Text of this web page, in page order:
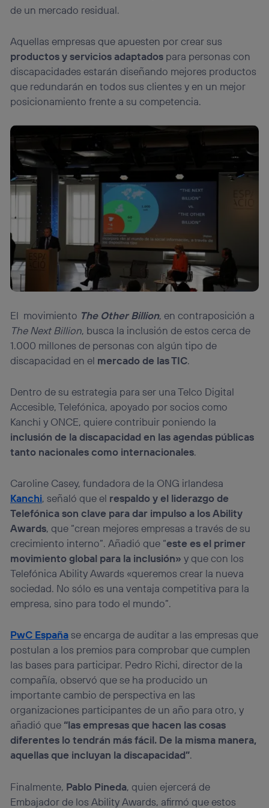
de un mercado residual.
Aquellas empresas que apuesten por crear sus
productos y servicios adaptados para personas con
discapacidades estarán diseñando mejores productos
que redundarán en todos sus clientes y en un mejor
posicionamiento frente a su competencia.
El movimiento The Other Billion, en contraposición a
The Next Billion, busca la inclusión de estos cerca de
1.000 millones de personas con algún tipo de
discapacidad en el mercado de las TIC.
Dentro de su estrategia para ser una Telco Digital
Accesible, Telefónica, apoyado por socios como
Kanchi y ONCE, quiere contribuir poniendo la
inclusión de la discapacidad en las agendas públicas
tanto nacionales como internacionales.
Caroline Casey, fundadora de la ONG irlandesa
Kanchi, señaló que el respaldo y el liderazgo de
Telefónica son clave para dar impulso a los Ability
Awards, que “crean mejores empresas a través de su
crecimiento interno”. Añadió que “este es el primer
movimiento global para la inclusión» y que con los
Telefónica Ability Awards «queremos crear la nueva
sociedad. No sólo es una ventaja competitiva para la
empresa, sino para todo el mundo”.
PwC Españase encarga de auditar a las empresas que
postulan a los premios para comprobar que cumplen
las bases para participar. Pedro Richi, director de la
compañía, observó que se ha producido un
importante cambio de perspectiva en las
organizaciones participantes de un año para otro, y
añadió que “las empresas que hacen las cosas
diferentes lo tendrán más fácil. De la misma manera,
aquellas que incluyan la discapacidad”.
Finalmente, Pablo Pineda, quien ejercerá de
Embajador de los Ability Awards, afirmó que estos
“Administrar Utiq” en la parte inferior de esta página web o
(“consenthub”)
la política de privacidad de Utiq.